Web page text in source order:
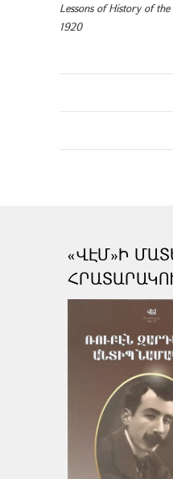
Lessons of History of
1920
«ՎԷՄ»Ի